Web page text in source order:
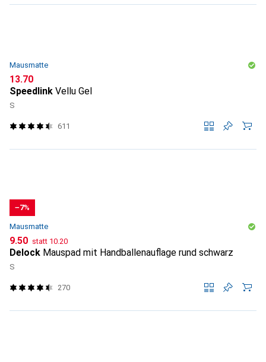
Mausmatte
CHF
13.70
Speedlink Vellu Gel
S
611
−7%
Mausmatte
CHF
9.50 statt CHF
10.20
Delock Mauspad mit Handballenauflage rund schwarz
S
270